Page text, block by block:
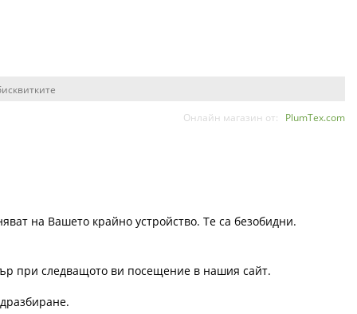
Онлайн магазин от: PlumTex.com
на Вашето крайно устройство. Те са безобидни.
при следващото ви посещение в нашия сайт.